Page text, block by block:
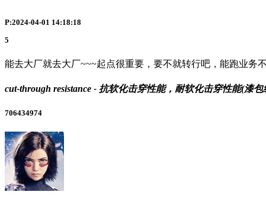
P:2024-04-01 14:18:18
5
能去大厂就去大厂~~~起点很重要，要不就转行吧，能跑业务
cut-through resistance - 抗软化击穿性能，耐软化击穿性能(漆
706434974